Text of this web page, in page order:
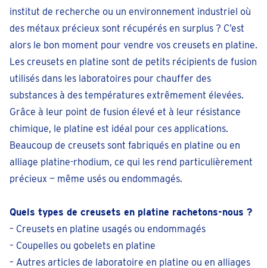
Eeklo
Markt 33
Fermé• vendredi pour 09:30
téléphoner + 32 94961479
Prendre un rendez-vous
Prendre un rendez-vous
Gand
Sint-Lievenspoortstraat 305
institut de recherche ou un environnement industriel où
des métaux précieux sont récupérés en surplus ? C’est
alors le bon moment pour vendre vos creusets en platine.
Les creusets en platine sont de petits récipients de fusion
utilisés dans les laboratoires pour chauffer des
substances à des températures extrêmement élevées.
Grâce à leur point de fusion élevé et à leur résistance
chimique, le platine est idéal pour ces applications.
Beaucoup de creusets sont fabriqués en platine ou en
alliage platine-rhodium, ce qui les rend particulièrement
précieux — même usés ou endommagés.
Quels types de creusets en platine rachetons-nous ?
– Creusets en platine usagés ou endommagés
– Coupelles ou gobelets en platine
– Autres articles de laboratoire en platine ou en alliages